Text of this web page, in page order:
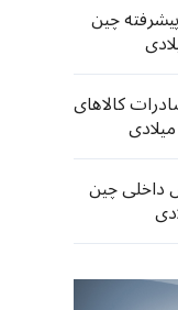
چین
صادرات کالاهای
داخلی چین